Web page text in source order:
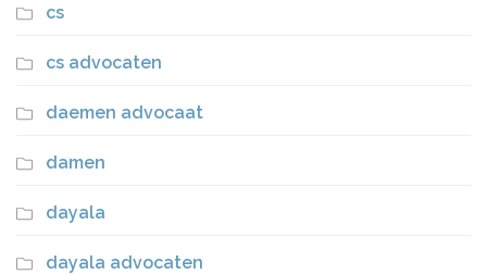
cs
cs advocaten
daemen advocaat
damen
dayala
dayala advocaten